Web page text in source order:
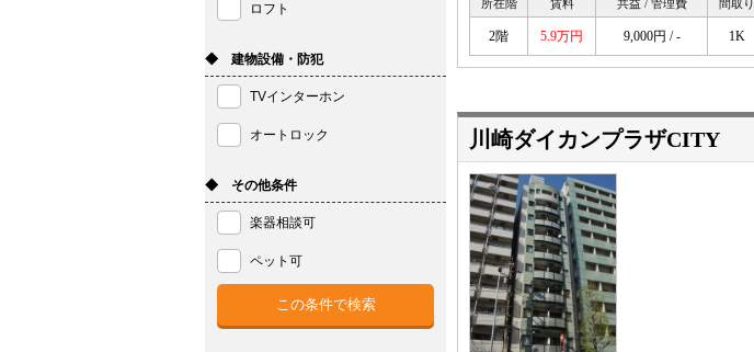
所在階 賃料 共益 / 管理費 間取り
2階 5.9万円 9,000円 / - 1K
川崎ダイカンプラザCITY
ロフト
◆ 建物設備・防犯
TVインターホン
オートロック
◆ その他条件
楽器相談可
ペット可